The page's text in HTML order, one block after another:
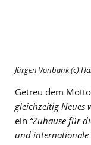
Jürgen Vonbank (c)
Getreu dem Motto
gleichzeitig Neues
ein “Zuhause für
und internationale